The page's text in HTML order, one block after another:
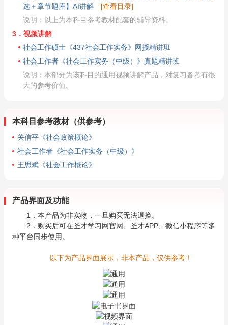
选＋章节题库】AI讲解
[查看目录]
说明：以上为本科目参考教材配套的辅导资料。
3．视频讲解
社会工作硕士《437社会工作实务》网授精讲班
社会工作者《社会工作实务（中级）》真题精讲班
说明：本部分为该科目的通用视频讲解产品，对复习备考有很
大的参考价值。
本科目参考教材（供参考）
关信平《社会政策概论》
社会工作者《社会工作实务（中级）》
王思斌《社会工作概论》
产品界面及功能
1．本产品为非实物，一旦购买无法退换。
2．购买后可在圣才学习网官网、圣才APP、微信小程序等多
种平台同步使用。
以下为产品界面展示，非本产品，仅供参考！